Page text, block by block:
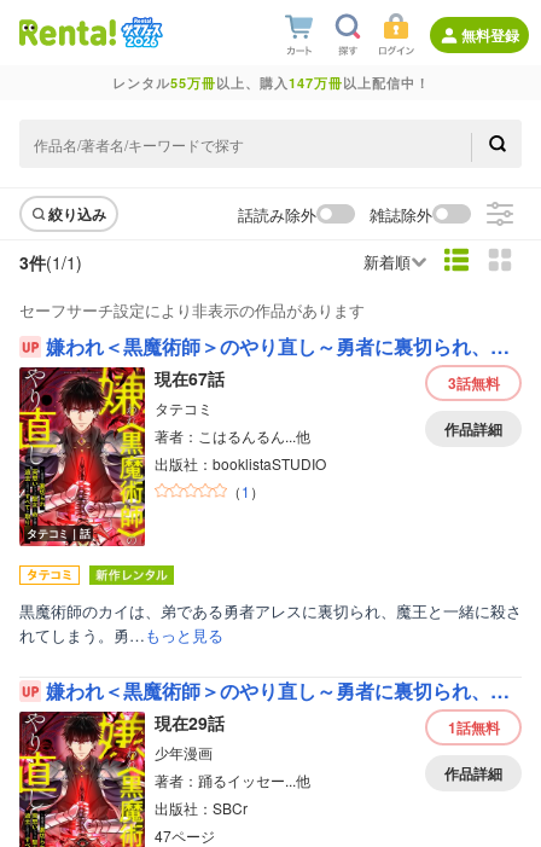
無料登録
レンタル55万冊以上、購入147万冊以上配信中！
絞り込み 話読み除外 雑誌除外
3件(1/1) 新着順
セーフサーチ設定により非表示の作品があります
嫌われ＜黒魔術師＞のやり直し～勇者に裏切られ、両思いだった聖女と命を奪われた俺、過去に戻ってすべてを取り戻す～【フルカラー】
タテコミ｜話
現在67話
タテコミ
著者：こはるんるん...他
出版社：booklistaSTUDIO
（1 ）
3話無料
作品詳細
黒魔術師のカイは、弟である勇者アレスに裏切られ、魔王と一緒に殺さ
れてしまう。勇…もっと見る
嫌われ＜黒魔術師＞のやり直し～勇者に裏切られ、両思いだった聖女と命を奪われた俺、過去に戻ってすべてを取り戻す～
現在29話
少年漫画
著者：踊るイッセー...他
出版社：SBCr
47ページ
1話無料
作品詳細